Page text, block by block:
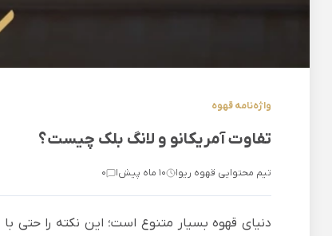
واژه‌نامه قهوه
تفاوت آمریکانو و لانگ بلک چیست؟
تیم محتوایی قهوه ریو| 10 ماه پیش |
0
دنیای قهوه بسیار متنوع است؛ این نکته را